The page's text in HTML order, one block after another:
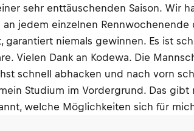
sehr enttäuschenden Saison. Wir
jedem einzelnen
garantiert niemals gewinnen. Es ist
Vielen Dank an Kodewa. Die
schnell abhacken und nach vorn
Studium im Vordergrund. Das
welche Möglichkeiten sich für